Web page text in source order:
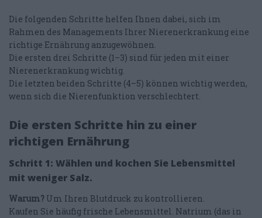
Die folgenden Schritte helfen Ihnen dabei, sich im
Rahmen des Managements Ihrer Nierenerkrankung eine
richtige Ernährung anzugewöhnen.
Die ersten drei Schritte (1–3) sind für jeden mit einer
Nierenerkrankung wichtig.
Die letzten beiden Schritte (4–5) können wichtig werden,
wenn sich die Nierenfunktion verschlechtert.
Die ersten Schritte hin zu einer
richtigen Ernährung
Schritt 1: Wählen und kochen Sie Lebensmittel
mit weniger Salz.
Warum? Um Ihren Blutdruck zu kontrollieren.
Kaufen Sie häufig frische Lebensmittel. Natrium (das in